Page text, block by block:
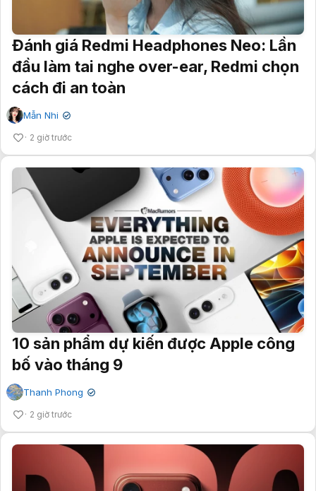
Đánh giá Redmi Headphones Neo: Lần
đầu làm tai nghe over-ear, Redmi chọn
cách đi an toàn
Mẫn Nhi ✔
2 giờ trước
10 sản phẩm dự kiến được Apple công
bố vào tháng 9
Thanh Phong ✔
2 giờ trước